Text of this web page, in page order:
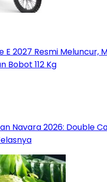
E 2027 Resmi Meluncur,
Bobot 112 Kg
Navara 2026: Double